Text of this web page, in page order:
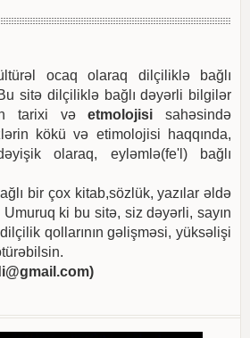
ocaq olaraq dilçiliklə bağlı
sitə dilçiliklə bağlı dəyərli bilgilər
tarixi vəetmolojisi sahəsində
kökü və etimolojisi haqqında,
olaraq, eyləmlə(fe'l) bağlı
bir çox kitab,sözlük, yazılar əldə
ki bu sitə, siz dəyərli, sayın
qollarının gəlişməsi, yüksəlişi
)